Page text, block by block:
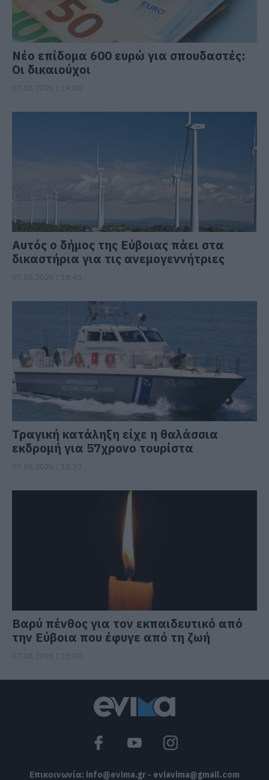
Νέο επίδομα 600 ευρώ για σπουδαστές:
Οι δικαιούχοι
Αυτός ο δήμος της Εύβοιας πάει στα
δικαστήρια για τις ανεμογεννήτριες
Τραγική κατάληξη είχε η θαλάσσια
εκδρομή για 57χρονο τουρίστα
Βαρύ πένθος για τον εκπαιδευτικό από
την Εύβοια που έφυγε από τη ζωή
Επικοινωνία: info@evima.gr - eviavima@gmail.com